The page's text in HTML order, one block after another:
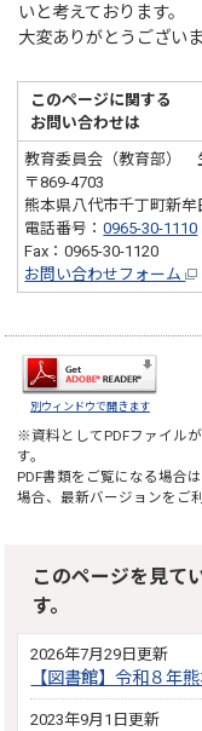
いと考えております。
大変ありがとうございま
このページに関する
お問い合わせは
教育委員会（教育部）
〒869-4703
熊本県八代市千丁町新
電話番号：0965-30-1110
Fax：0965-30-1120
お問い合わせフォーム
別ウィンドウで開きます
※資料としてPDFファイル
す。
PDF書類をご覧になる場合は
場合、最新バージョンをご
このページを見て
す。
2026年7月29日更新
【図書館】令和８年
2023年9月1日更新